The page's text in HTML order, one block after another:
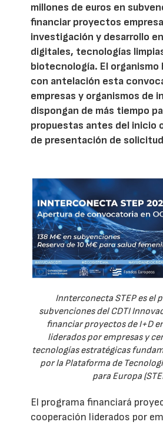
millones de euros en
financiar proyectos
investigación y desarrollo
digitales, tecnologías
biotecnología. El organismo
con antelación esta
empresas y organismos de
dispongan de más tiempo
propuestas antes del inicio
de presentación de
Innterconecta STEP es el
subvenciones del CDTI
financiar proyectos de I+D
liderados por empresas y
tecnologías estratégicas
por la Plataforma de
para Europa
El programa financiará
cooperación liderados por